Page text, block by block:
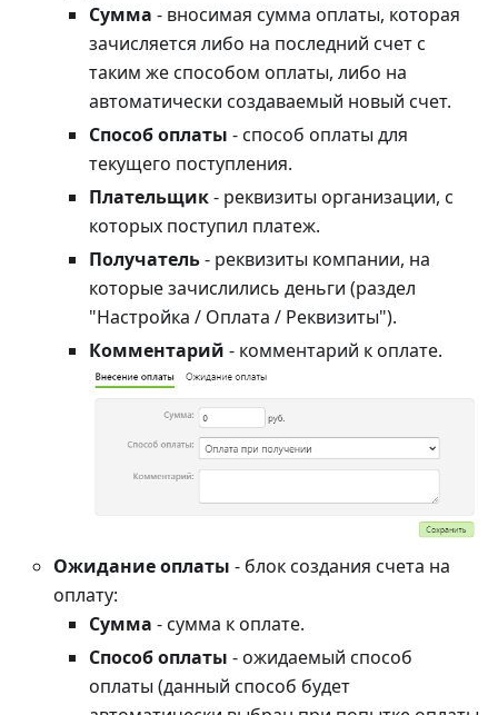
Сумма - вносимая сумма оплаты, которая
зачисляется либо на последний счет с
таким же способом оплаты, либо на
автоматически создаваемый новый счет.
Способ оплаты - способ оплаты для
текущего поступления.
Плательщик- реквизиты организации, с
которых поступил платеж.
Получатель- реквизиты компании, на
которые зачислились деньги (раздел
"Настройка / Оплата / Реквизиты").
Комментарий - комментарий к оплате.
Ожидание оплаты - блок создания счета на
оплату:
Сумма - сумма к оплате.
Способ оплаты - ожидаемый способ
оплаты (данный способ будет